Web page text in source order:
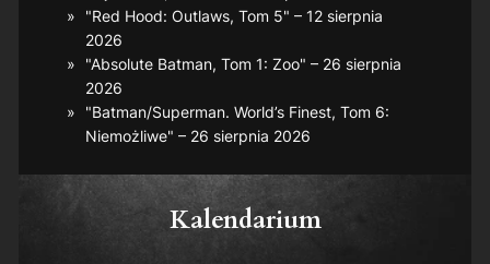
"Red Hood: Outlaws, Tom 5" – 12 sierpnia
2026
"Absolute Batman, Tom 1: Zoo" – 26 sierpnia
2026
"Batman/Superman. World’s Finest, Tom 6:
Niemożliwe" – 26 sierpnia 2026
Kalendarium